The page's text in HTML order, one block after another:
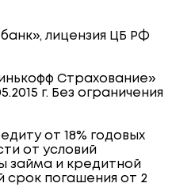
лицензия ЦБ РФ
Страхование»
г. Без ограничения
от 18% годовых
от условий
займа и кредитной
погашения от 2